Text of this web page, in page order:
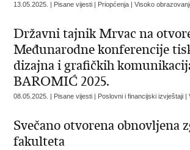
13.05.2025. | Pisane vijesti | Priopćenja | Visoko
Državni tajnik Mrvac na
Međunarodne konferencije
dizajna i grafičkih
BAROMIĆ 2025.
08.05.2025. | Pisane vijesti | Poslovni i financijski izvještaji
Svečano otvorena obnovljena
fakulteta